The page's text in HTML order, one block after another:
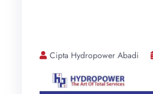
Cipta Hydropower Abadi